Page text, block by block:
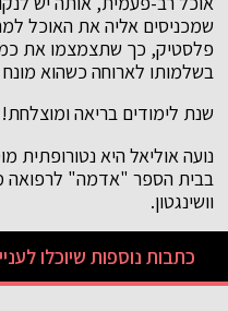
שמכניסים אליה את האוכל
פלסטיק, כך שתצמצמו את
בשלמותו לארוחה כשהוא
שנת לימודים בריאה ומוצלחת!
נועה אוליאל היא נטורופתית
בבית הספר "אדמה" לרפואה
וושינגטון.
כתבות נוספות שיוכלו